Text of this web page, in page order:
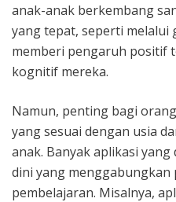
anak-anak berkembang
yang tepat, seperti melalui
memberi pengaruh positif
kognitif mereka.
Namun, penting bagi
yang sesuai dengan usia
anak. Banyak aplikasi
dini yang menggabungkan
pembelajaran. Misalnya,